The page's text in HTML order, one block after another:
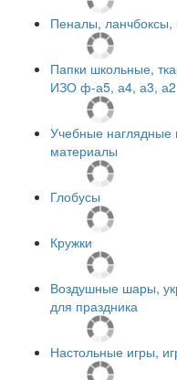
Пеналы,
Папки школьные,
ИЗО ф-а5, а4, а3, а2
Учебные наглядные
материалы
Глобусы
Кружки
Воздушные шары,
для праздника
Настольные игры,